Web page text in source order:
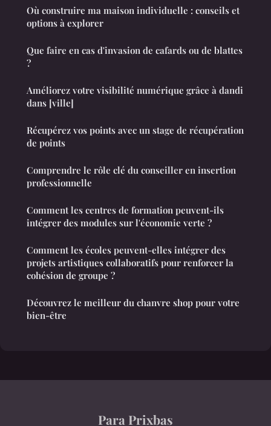
Où construire ma maison individuelle : conseils et
options à explorer
Que faire en cas d'invasion de cafards ou de blattes
?
Améliorez votre visibilité numérique grâce à dandi
dans [ville]
Récupérez vos points avec un stage de récupération
de points
Comprendre le rôle clé du conseiller en insertion
professionnelle
Comment les centres de formation peuvent-ils
intégrer des modules sur l'économie verte ?
Comment les écoles peuvent-elles intégrer des
projets artistiques collaboratifs pour renforcer la
cohésion de groupe ?
Découvrez le meilleur du chanvre shop pour votre
bien-être
Para Prixbas